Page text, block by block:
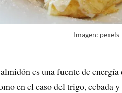
Imagen: pexels
es una fuente de energía
en el caso del trigo, cebada